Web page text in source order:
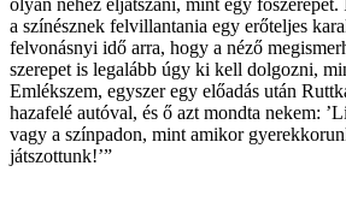
a színésznek felvillantania egy erőteljes
felvonásnyi idő arra, hogy a néző
szerepet is legalább úgy ki kell dolgozni,
Emlékszem, egyszer egy előadás után
hazafelé autóval, és ő azt mondta nekem:
vagy a színpadon, mint amikor
játszottunk!’”